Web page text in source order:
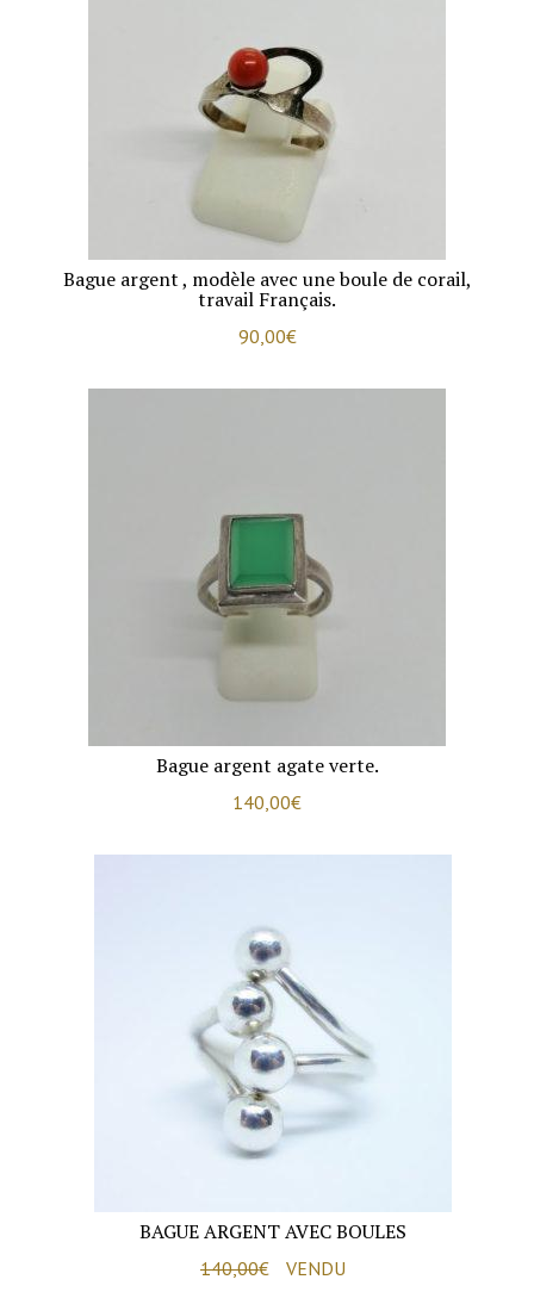
Bague argent , modèle avec une boule de corail,
travail Français.
90,00€
Bague argent agate verte.
140,00€
BAGUE ARGENT AVEC BOULES
140,00€ VENDU